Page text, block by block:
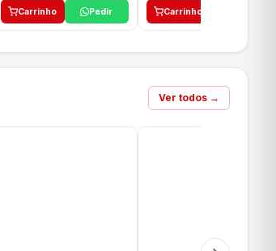
Carrinho Pedir Carrinho
Ver todos →